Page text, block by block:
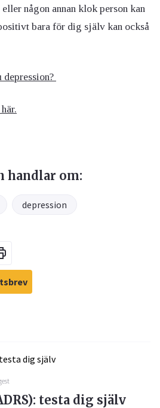
någon annan klok person kan
bara för dig själv kan också
handlar om:
depression
testa dig själv